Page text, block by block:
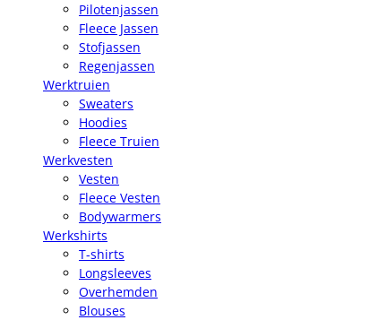
Pilotenjassen
Fleece Jassen
Stofjassen
Regenjassen
Werktruien
Sweaters
Hoodies
Fleece Truien
Werkvesten
Vesten
Fleece Vesten
Bodywarmers
Werkshirts
T-shirts
Longsleeves
Overhemden
Blouses